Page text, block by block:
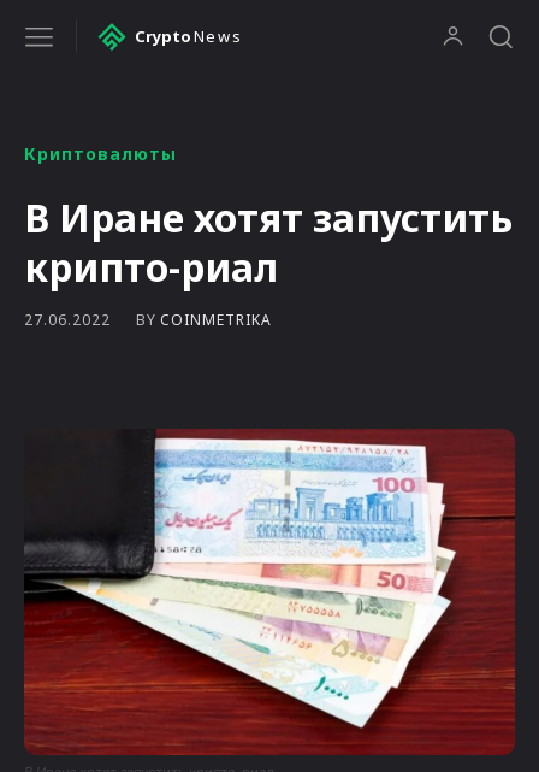
CryptoNews
Криптовалюты
В Иране хотят запустить
крипто-риал
27.06.2022 BY COINMETRIKA